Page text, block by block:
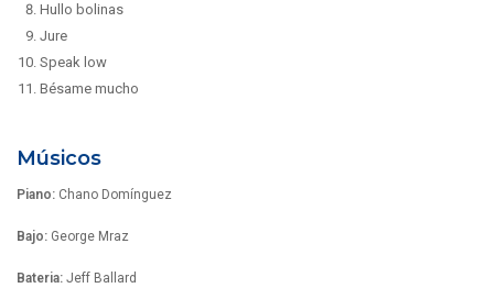
Hullo bolinas
Jure
Speak low
Bésame mucho
Músicos
Piano: Chano Domínguez
Bajo: George Mraz
Bateria: Jeff Ballard